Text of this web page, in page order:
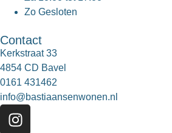
Zo Gesloten
Contact
Kerkstraat 33
4854 CD Bavel
0161 431462
info@bastiaansenwonen.nl